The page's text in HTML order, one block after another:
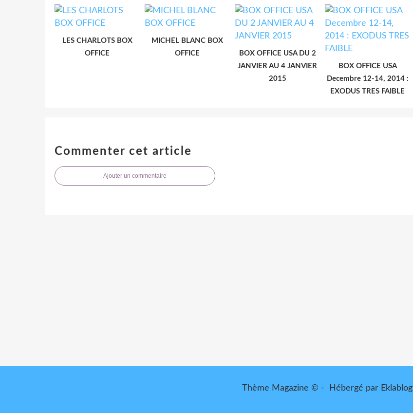
LES CHARLOTS BOX
OFFICE
MICHEL BLANC BOX
OFFICE
BOX OFFICE USA DU 2
JANVIER AU 4 JANVIER
2015
BOX OFFICE USA
Decembre 12-14, 2014 :
EXODUS TRES FAIBLE
Commenter cet article
Ajouter un commentaire
Thème Magazine © - Hébergé par Eklablog